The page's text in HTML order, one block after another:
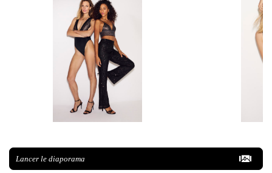
Lancer le diaporama